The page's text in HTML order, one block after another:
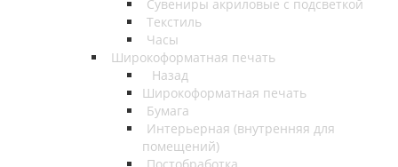
Сувениры акриловые с подсветкой
Текстиль
Часы
Широкоформатная печать
Назад
Широкоформатная печать
Бумага
Интерьерная (внутренняя для
помещений)